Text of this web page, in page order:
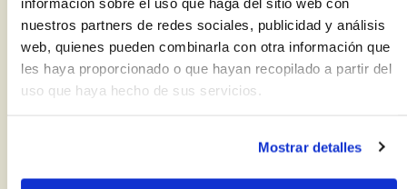
nuestros partners de redes sociales, publicidad y análisis
web, quienes pueden combinarla con otra información que
les haya proporcionado o que hayan recopilado a partir del
uso que haya hecho de sus servicios.
Mostrar detalles
+ Más información